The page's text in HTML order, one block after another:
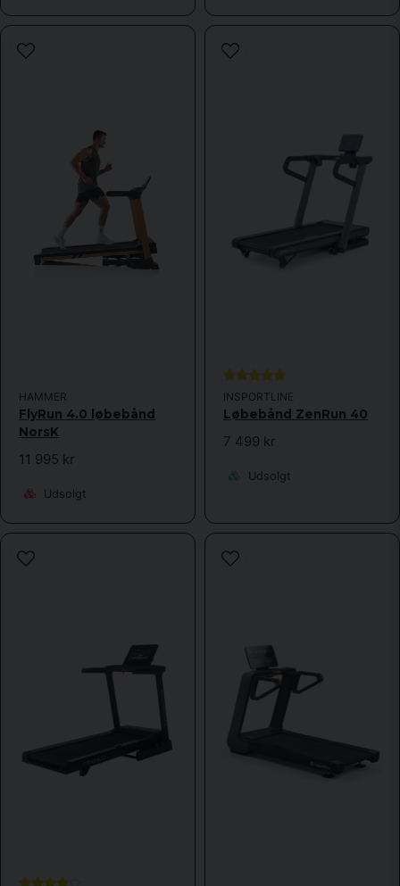
HAMMER
FlyRun 4.0 løbebånd
NorsK
11 995 kr
Udsolgt
INSPORTLINE
Løbebånd ZenRun 40
7 499 kr
Udsolgt